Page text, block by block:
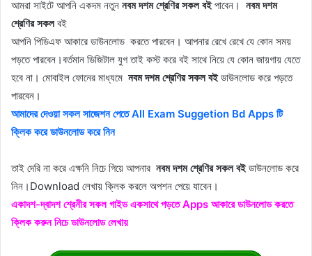
আমরা সাইটে আপনি একদম নতুন নবম দশম শ্রেণির সকল বইপাবেন। নবম দশম
শ্রেণির সকলবই
আপনি পিডিএফ আকারে ডাউনলোড করতে পারবেন। আপনার রেখে রেখে যে কোন সময়
পড়তে পারবেন।বর্তমান ডিজিটাল যুগ তাই কস্ট করে বই সাথে নিয়ে যে কোন জায়গায় যেতে
হবে না। মোবাইল ফোনের মাধ্যমে নবম দশম শ্রেণির সকল বইডাউনলোড করে পড়তে
পারবেন।
আমাদের দেওয়া সকল সাজেশন পেতে All Exam Suggetion Bd Apps টি
ক্লিক করে ডাউনলোড করে নিন
তাই দেরি না করে এক্ষনি নিচে গিয়ে আপনার নবম দশম শ্রেণির সকল বইডাউনলোড করে
নিন।Download লেখায় ক্লিক করলে অপশন পেয়ে যাবেন।
একাদশ-দ্বাদশ শ্রেনীর সকল গাইড একসাথে পড়তে Apps আকারে ডাউনলোড করতে
ক্লিক করুন নিচে ডাউনলোড লেখায়